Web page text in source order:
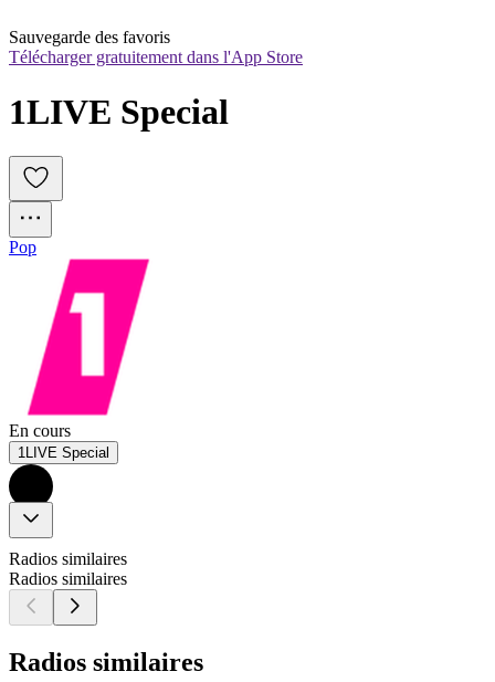
Sauvegarde des favoris
Télécharger gratuitement dans l'App Store
1LIVE Special
Pop
En cours
1LIVE Special
Radios similaires
Radios similaires
Radios similaires